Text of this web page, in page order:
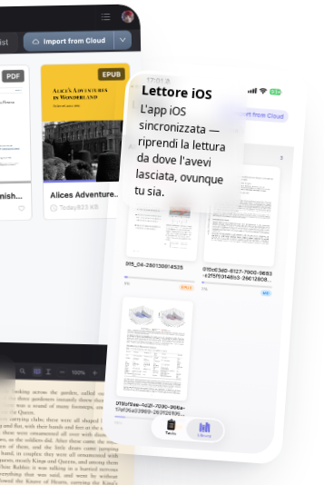
Lettore iOS
L'app iOS
sincronizzata —
riprendi la lettura
da dove l'avevi
lasciata, ovunque
tu sia.